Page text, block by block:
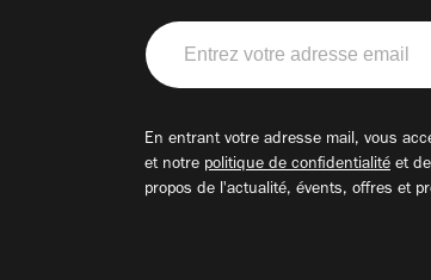
Entrez
votre
adresse
En entrant votre adresse mail, vous
et notre politique de confidentialité et
propos de l'actualité, évents, offres et